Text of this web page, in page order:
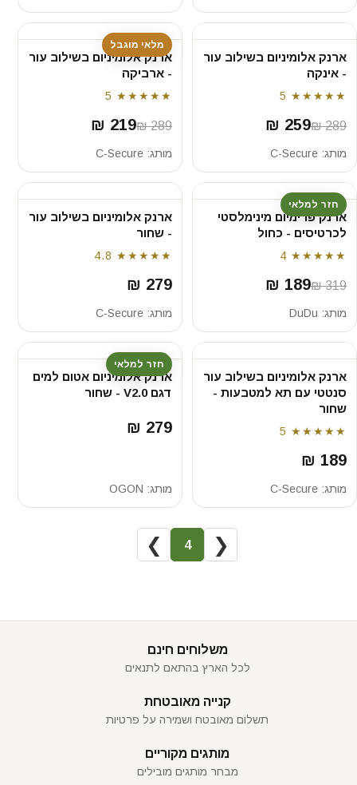
ארנק אלומיניום בשילוב עור
- אינקה
★★★★★
5
289 ₪
259 ₪
מותג: C-Secure
מלאי מוגבל
ארנק אלומיניום בשילוב עור
- ארביקה
★★★★★
5
289 ₪
219 ₪
מותג: C-Secure
חזר למלאי
ארנק פרימיום מינימלסטי
לכרטיסים - כחול
★★★★★
4
319 ₪
189 ₪
מותג: DuDu
ארנק אלומיניום בשילוב עור
- שחור
★★★★★
4.8
279 ₪
מותג: C-Secure
ארנק אלומיניום בשילוב עור
סנטטי עם תא למטבעות -
שחור
★★★★★
5
189 ₪
מותג: C-Secure
חזר למלאי
ארנק אלומיניום אטום למים
דגם V2.0 - שחור
279 ₪
מותג: OGON
❮
4
❯
משלוחים חינם
לכל הארץ בהתאם לתנאים
קנייה מאובטחת
תשלום מאובטח ושמירה על פרטיות
מותגים מקוריים
מבחר מותגים מובילים